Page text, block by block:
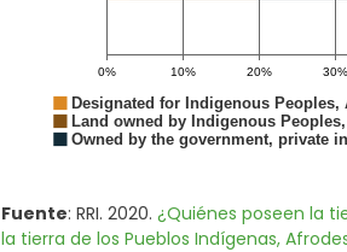
Fuente: RRI. 2020. ¿Quiénes poseen la
la tierra de los Pueblos Indígenas,